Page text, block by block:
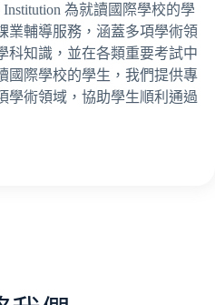
Institution 為就讀國際學校的學
業輔導服務，涵蓋多項學術領
科知識，並在各類重要考試中
國際學校的學生，我們提供專
學術領域，協助學生順利通過